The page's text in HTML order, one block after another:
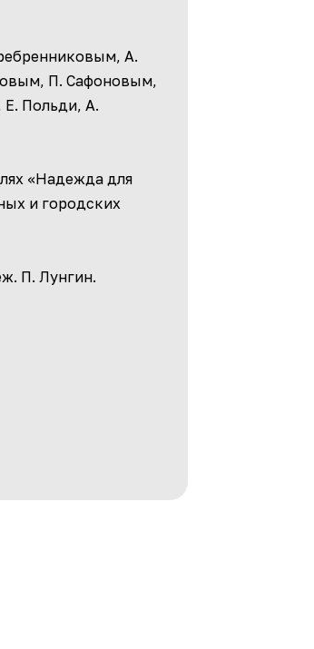
А.
П. Сафоновым,
Польди, А.
«Надежда для
и городских
П. Лунгин.